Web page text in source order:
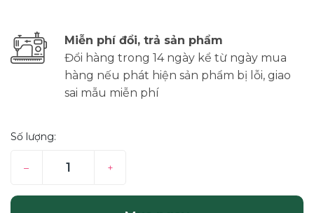
Miễn phí đổi, trả sản phẩm
Đổi hàng trong 14 ngày kể từ ngày mua
hàng nếu phát hiện sản phẩm bị lỗi, giao
sai mẫu miễn phí
Số lượng:
– +